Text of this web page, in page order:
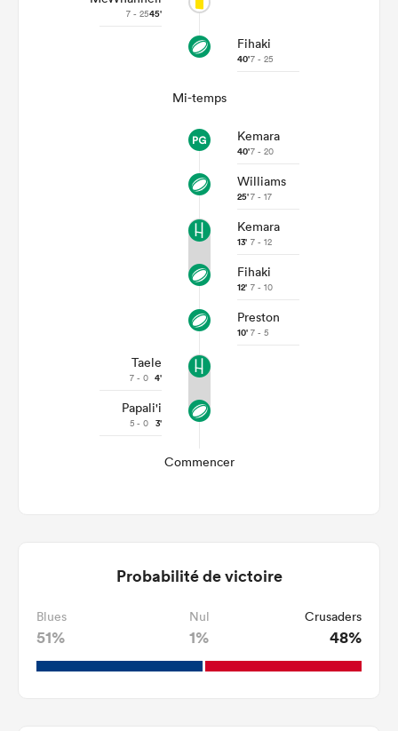
7 - 2545'
Fihaki
40'7 - 25
Mi-temps
Kemara
40'7 - 20
Williams
25'7 - 17
Kemara
13' 7 - 12
Fihaki
12' 7 - 10
Preston
10' 7 - 5
Taele
7 - 0 4'
Papali'i
5 - 0 3'
Commencer
Probabilité de victoire
Blues
51%
Nul
1%
Crusaders
48%